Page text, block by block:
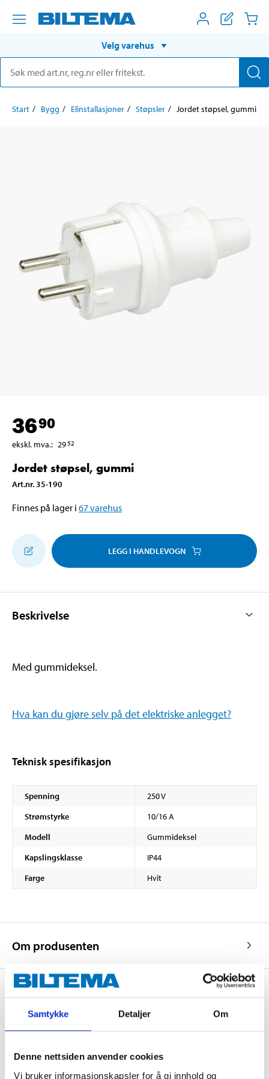
Samtykke Detaljer Om
Denne nettsiden anvender cookies
Vi bruker informasjonskapsler for å gi innhold og
Velg varehus
Start Bygg Elinstallasjoner Støpsler Jordet støpsel, gummi
3690
ekskl. mva.: 2952
Jordet støpsel, gummi
Art.nr. 35-190
Finnes på lager i 67varehus
LEGG I HANDLEVOGN
Beskrivelse
Med gummideksel.
Hva kan du gjøre selv på det elektriske anlegget?
Teknisk spesifikasjon
Spenning
250 V
Strømstyrke
10/16 A
Modell
Gummideksel
Kapslingsklasse
IP44
Farge
Hvit
Om produsenten
Kjøp & Hent
Kjøp & Hent i ditt varehus.
LES MER